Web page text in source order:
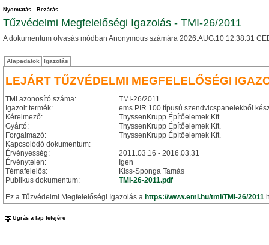
Nyomtatás Bezárás
Tűzvédelmi Megfelelőségi Igazolás - TMI-26/2011
A dokumentum olvasás módban Anonymous számára 2026.AUG.10 12:38:31
Alapadatok Igazolás
LEJÁRT TŰZVÉDELMI MEGFELELŐSÉGI
TMI azonosító száma:
TMI-26/2011
Igazolt termék:
ems PIR 100 típusú szendvicspanelekből
Kérelmező:
ThyssenKrupp Építőelemek Kft.
Gyártó:
ThyssenKrupp Építőelemek Kft.
Forgalmazó:
ThyssenKrupp Építőelemek Kft.
Kapcsolódó dokumentum:
Érvényesség:
2011.03.16 - 2016.03.31
Érvénytelen:
Igen
Témafelelős:
Kiss-Sponga Tamás
Publikus dokumentum:
TMI-26-2011.pdf
Ez a Tűzvédelmi Megfelelőségi Igazolás a https://www.emi.hu/tmi/TMI-26/2011
Ugrás a lap tetejére